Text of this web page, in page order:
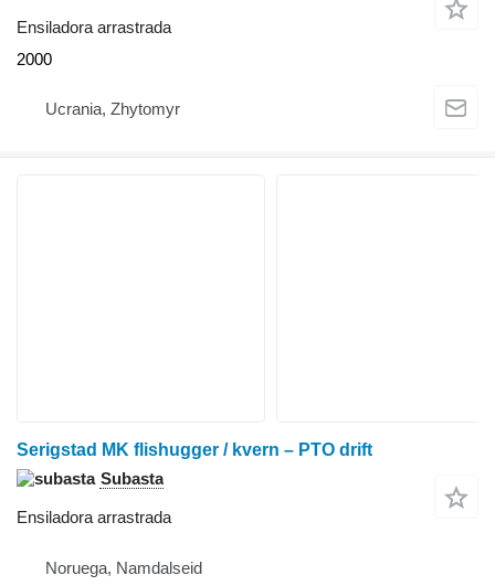
Ensiladora arrastrada
2000
Ucrania, Zhytomyr
Serigstad MK flishugger / kvern – PTO drift
Subasta
Ensiladora arrastrada
Noruega, Namdalseid